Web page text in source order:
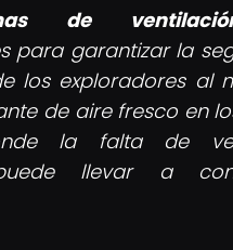
de
para garantizar la
los exploradores al
de aire fresco en
la falta de
llevar a